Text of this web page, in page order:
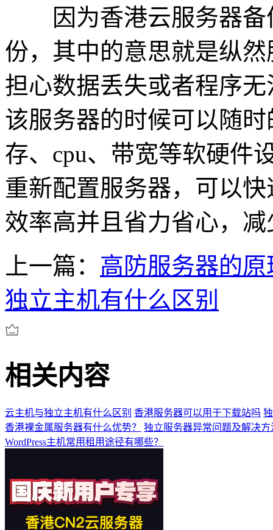
因为香港云服务器备
份，其中的意思就是纵
担心数据丢失或者程序
该服务器的时候可以随
存、cpu、带宽等软硬件
重新配置服务器，可以
效率高并且省力省心，
上一篇： 高防服务器的
独立主机有什么区别
相关内容
云主机与独立主机有什么区别 香港服务器可以用于下载站吗
香港裸金属服务器有什么优势？
独立服务器异常问题及解决方
WordPress主机常用租用途径有哪些？